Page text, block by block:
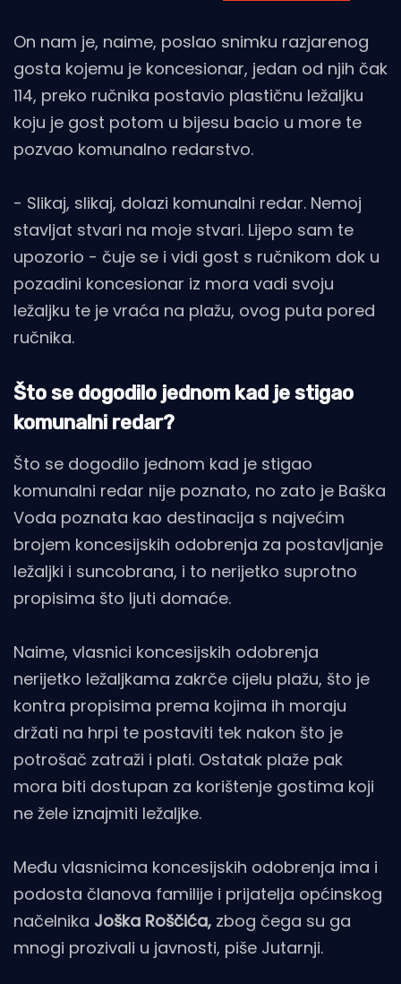
On nam je, naime, poslao snimku razjarenog
gosta kojemu je koncesionar, jedan od njih čak
114, preko ručnika postavio plastičnu ležaljku
koju je gost potom u bijesu bacio u more te
pozvao komunalno redarstvo.
- Slikaj, slikaj, dolazi komunalni redar. Nemoj
stavljat stvari na moje stvari. Lijepo sam te
upozorio - čuje se i vidi gost s ručnikom dok u
pozadini koncesionar iz mora vadi svoju
ležaljku te je vraća na plažu, ovog puta pored
ručnika.
Što se dogodilo jednom kad je stigao
komunalni redar?
Što se dogodilo jednom kad je stigao
komunalni redar nije poznato, no zato je Baška
Voda poznata kao destinacija s najvećim
brojem koncesijskih odobrenja za postavljanje
ležaljki i suncobrana, i to nerijetko suprotno
propisima što ljuti domaće.
Naime, vlasnici koncesijskih odobrenja
nerijetko ležaljkama zakrče cijelu plažu, što je
kontra propisima prema kojima ih moraju
držati na hrpi te postaviti tek nakon što je
potrošač zatraži i plati. Ostatak plaže pak
mora biti dostupan za korištenje gostima koji
ne žele iznajmiti ležaljke.
Među vlasnicima koncesijskih odobrenja ima i
podosta članova familije i prijatelja općinskog
načelnika Joška Roščića, zbog čega su ga
mnogi prozivali u javnosti, piše Jutarnji.